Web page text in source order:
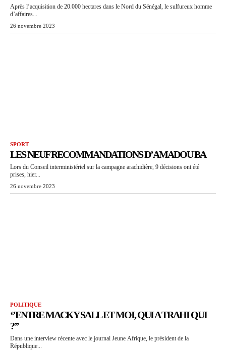
Après l’acquisition de 20.000 hectares dans le Nord du Sénégal, le sulfureux homme
d’affaires...
26 novembre 2023
SPORT
LES NEUF RECOMMANDATIONS D’AMADOU BA
Lors du Conseil interministériel sur la campagne arachidière, 9 décisions ont été
prises, hier...
26 novembre 2023
POLITIQUE
‘’ENTRE MACKY SALL ET MOI, QUI A TRAHI QUI
?’’
Dans une interview récente avec le journal Jeune Afrique, le président de la
République...